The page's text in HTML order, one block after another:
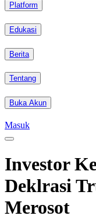
Platform
Edukasi
Berita
Tentang
Buka Akun
Masuk
Investor
Deklrasi
Merosot